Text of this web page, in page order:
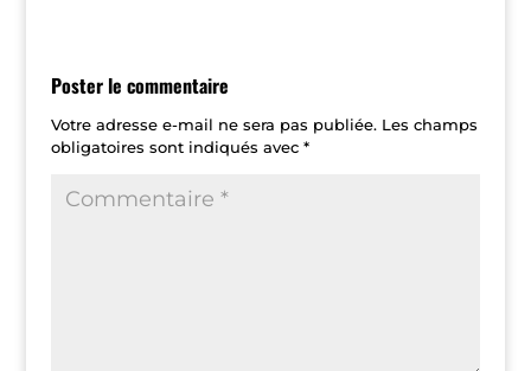
Poster le commentaire
Votre adresse e-mail ne sera pas publiée. Les champs
obligatoires sont indiqués avec *